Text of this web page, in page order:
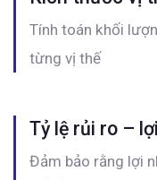
Tính toán khối
từng vị thế
Tỷ lệ rủi ro –
Đảm bảo rằng lợi